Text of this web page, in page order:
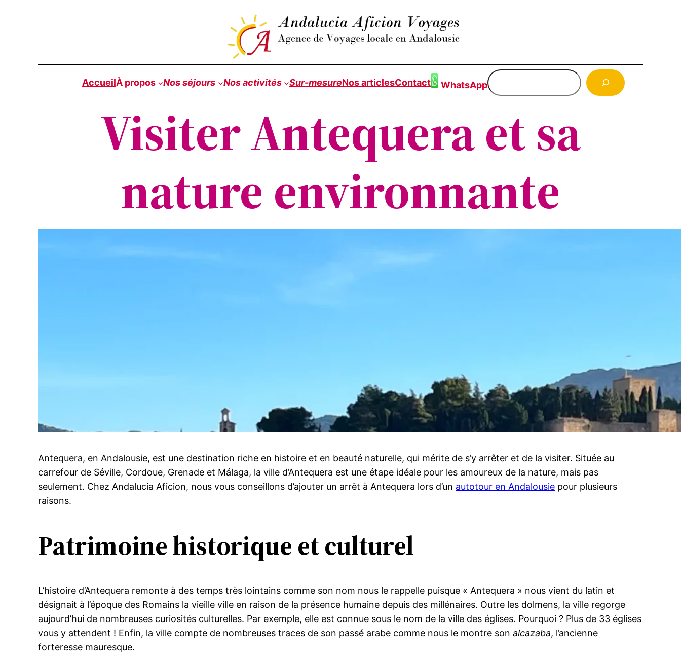
AccueilÀ propos Nos séjours Nosactivités Sur-mesureNos articlesContact WhatsApp
Rechercher
Visiter Antequera et sa
nature environnante
Antequera, en Andalousie, est une destination riche en histoire et en beauté naturelle, qui mérite de s’y arrêter et de la visiter. Située au
carrefour de Séville, Cordoue, Grenade et Málaga, la ville d’Antequera est une étape idéale pour les amoureux de la nature, mais pas
seulement. Chez Andalucia Aficion, nous vous conseillons d’ajouter un arrêt à Antequera lors d’un autotour en Andalousie pour plusieurs
raisons.
Patrimoine historique et culturel
L’histoire d’Antequera remonte à des temps très lointains comme son nom nous le rappelle puisque « Antequera » nous vient du latin et
désignait à l’époque des Romains la vieille ville en raison de la présence humaine depuis des millénaires. Outre les dolmens, la ville regorge
aujourd’hui de nombreuses curiosités culturelles. Par exemple, elle est connue sous le nom de la ville des églises. Pourquoi ? Plus de 33 églises
vous y attendent ! Enfin, la ville compte de nombreuses traces de son passé arabe comme nous le montre sonalcazaba, l’ancienne
forteresse mauresque.